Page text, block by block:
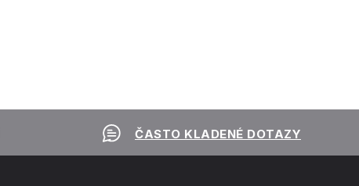
ČASTO KLADENÉ DOTAZY